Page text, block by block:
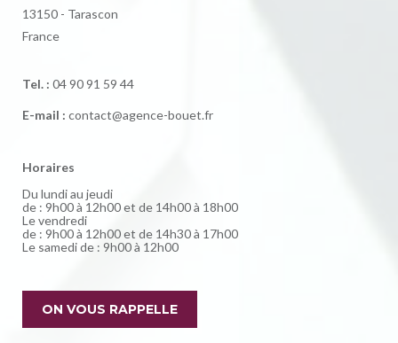
13150 - Tarascon
France
Tel. : 04 90 91 59 44
E-mail : contact@agence-bouet.fr
Horaires
Du lundi au jeudi
de : 9h00 à 12h00 et de 14h00 à 18h00
Le vendredi
de : 9h00 à 12h00 et de 14h30 à 17h00
Le samedi de : 9h00 à 12h00
ON VOUS RAPPELLE